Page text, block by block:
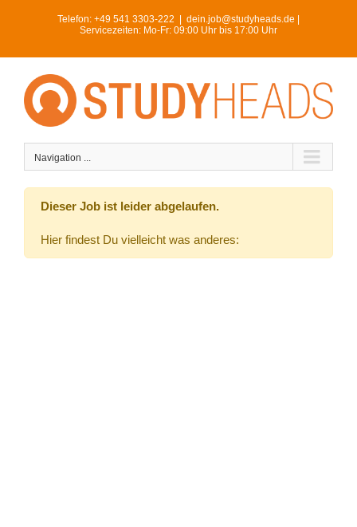
Telefon: +49 541 3303-222
dein.job@studyheads.de |
Servicezeiten: Mo-Fr: 09:00 Uhr bis 17:00 Uhr
Navigation ...
Dieser Job ist leider abgelaufen.
Hier findest Du vielleicht was anderes: